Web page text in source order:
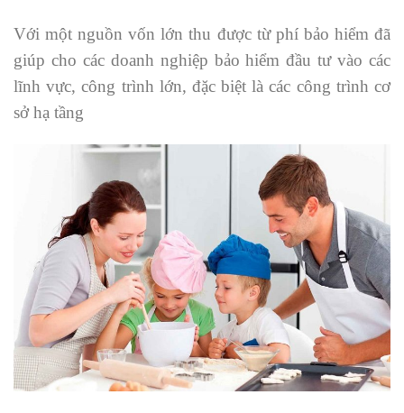
Với một nguồn vốn lớn thu được từ phí bảo hiểm đã
giúp cho các doanh nghiệp bảo hiểm đầu tư vào các
lĩnh vực, công trình lớn, đặc biệt là các công trình cơ
sở hạ tầng